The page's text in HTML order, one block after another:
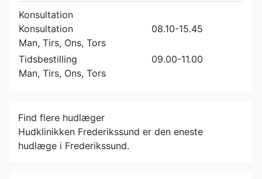
Konsultation
Konsultation
08.10-15.45
Man, Tirs, Ons, Tors
Tidsbestilling
09.00-11.00
Man, Tirs, Ons, Tors
Find flere hudlæger
Hudklinikken Frederikssund er den eneste
hudlæge i Frederikssund.